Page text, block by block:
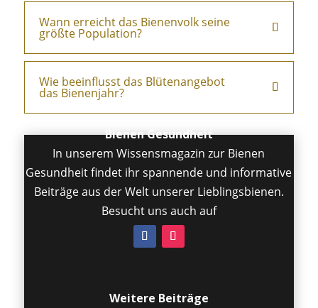
Wann erreicht das Bienenvolk seine
größte Population?
Wie beeinflusst das Blütenangebot
das Bienenjahr?
Bienen Gesundheit
In unserem Wissensmagazin zur Bienen
Gesundheit findet ihr spannende und informative
Beiträge aus der Welt unserer Lieblingsbienen.
Besucht uns auch auf
Weitere Beiträge